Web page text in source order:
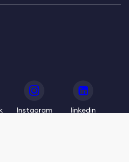
Instagram linkedin